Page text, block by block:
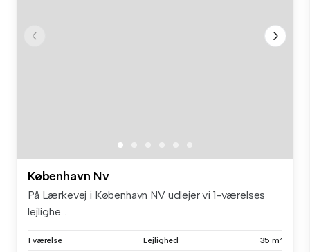
København Nv
På Lærkevej i København NV udlejer vi 1-værelses
lejlighe...
1 værelse Lejlighed 35 m²